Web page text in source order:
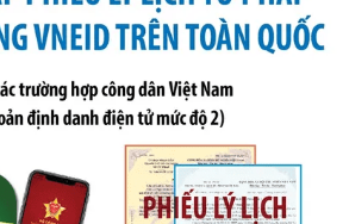
bố Danh mục thủ tục hành chính mới
đổi, bổ sung, bị bãi bỏ và phê duyệt
trình điện tử giải quyết thủ tục hành
vực thuộc phạm vi chức năng quản
2026
QĐ-UBND